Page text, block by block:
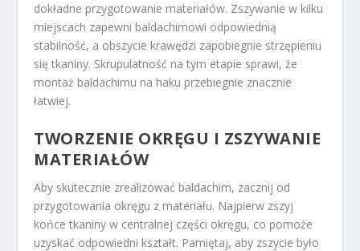
dokładne przygotowanie materiałów. Zszywanie w kilku
miejscach zapewni baldachimowi odpowiednią
stabilność, a obszycie krawędzi zapobiegnie strzępieniu
się tkaniny. Skrupulatność na tym etapie sprawi, że
montaż baldachimu na haku przebiegnie znacznie
łatwiej.
TWORZENIE OKRĘGU I ZSZYWANIE
MATERIAŁÓW
Aby skutecznie zrealizować baldachim, zacznij od
przygotowania okręgu z materiału. Najpierw zszyj
końce tkaniny w centralnej części okręgu, co pomoże
uzyskać odpowiedni kształt. Pamiętaj, aby zszycie było